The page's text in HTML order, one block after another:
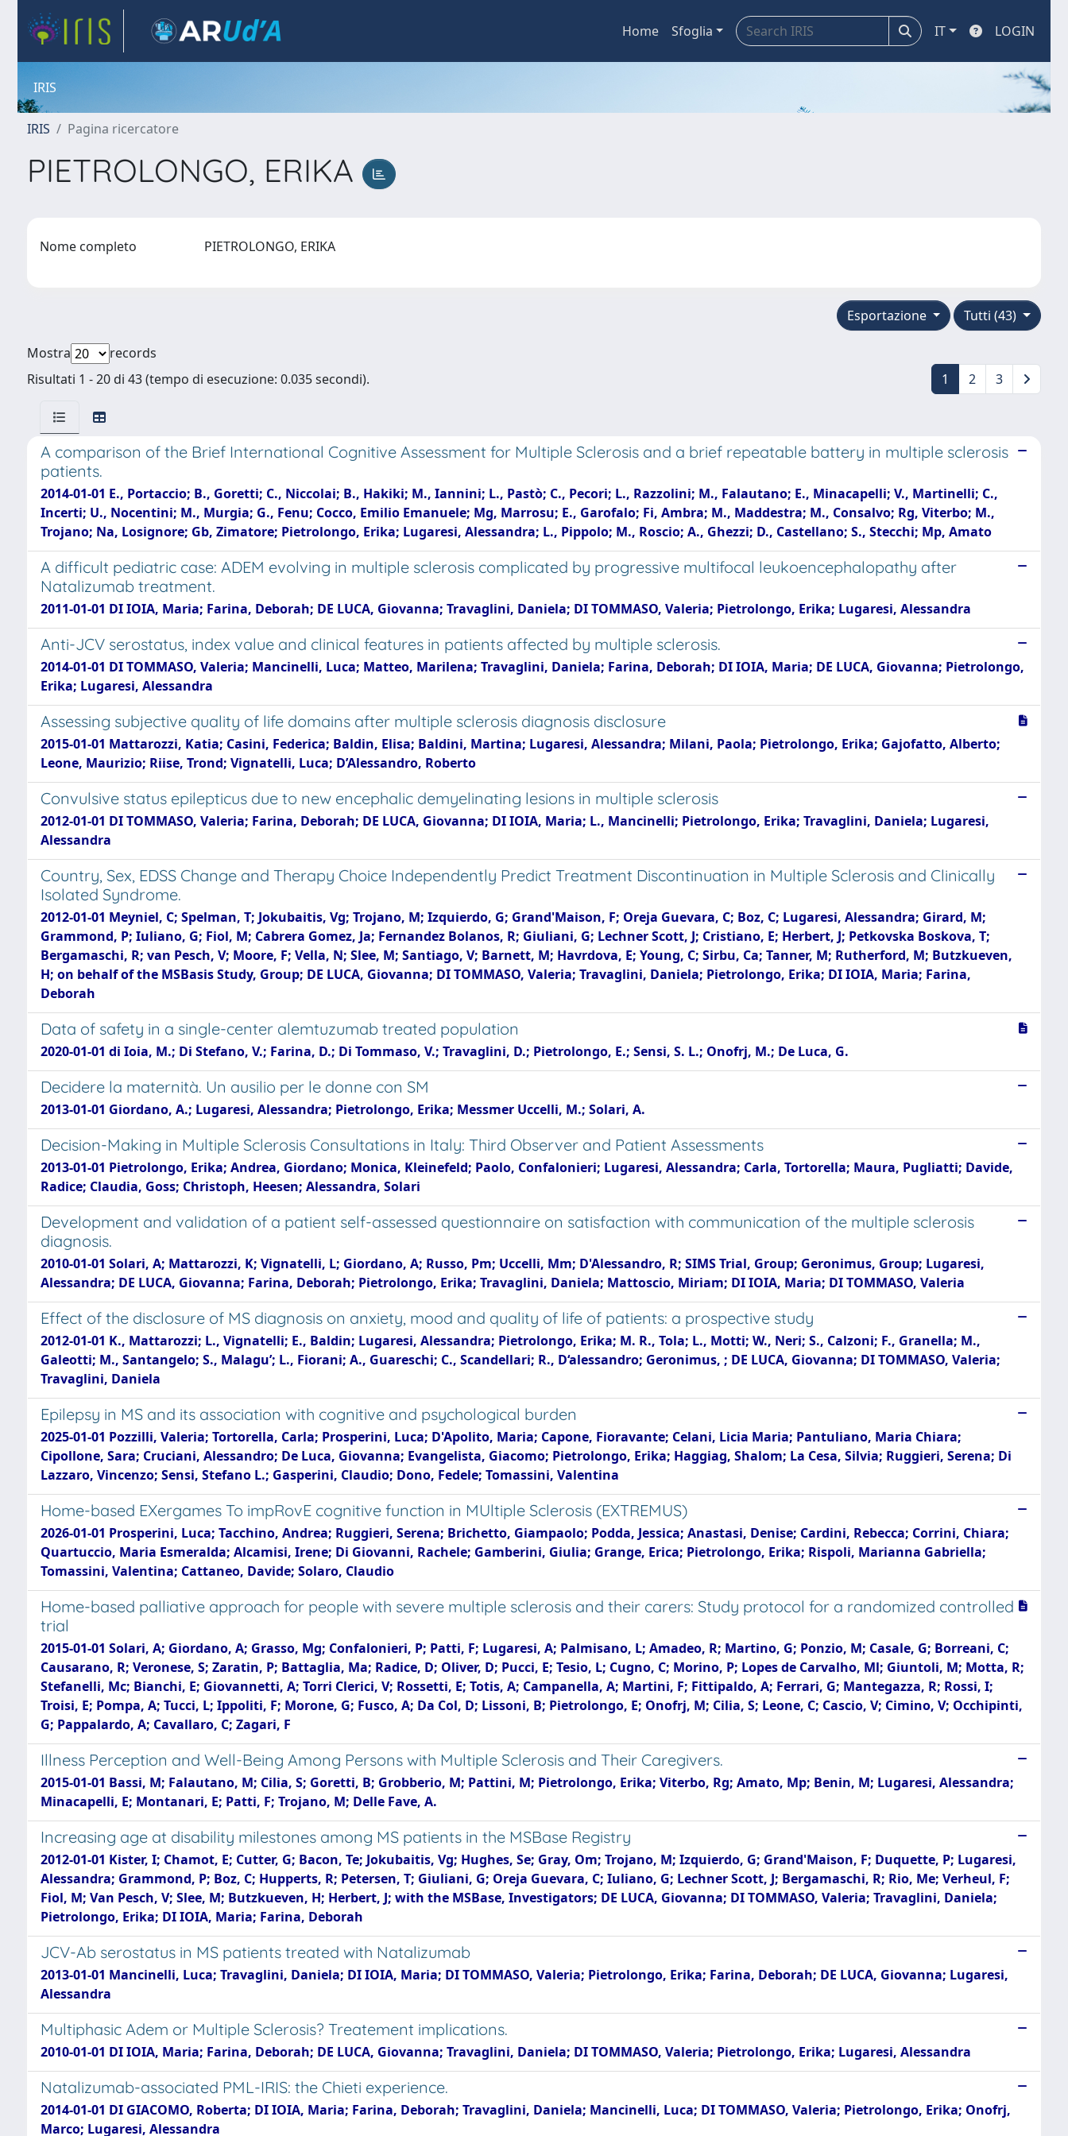
Home Sfoglia IT LOGIN
IRIS
IRIS Pagina ricercatore
PIETROLONGO, ERIKA
Nome completo PIETROLONGO, ERIKA
Tutti (43)
Esportazione
Mostra
records
Risultati 1 - 20 di 43 (tempo di esecuzione: 0.035 secondi).
1 2 3
A comparison of the Brief International Cognitive Assessment for Multiple Sclerosis and a brief repeatable battery in multiple sclerosis
patients.
2014-01-01 E., Portaccio; B., Goretti; C., Niccolai; B., Hakiki; M., Iannini; L., Pastò; C., Pecori; L., Razzolini; M., Falautano; E., Minacapelli; V., Martinelli; C.,
Incerti; U., Nocentini; M., Murgia; G., Fenu; Cocco, Emilio Emanuele; Mg, Marrosu; E., Garofalo; Fi, Ambra; M., Maddestra; M., Consalvo; Rg, Viterbo; M.,
Trojano; Na, Losignore; Gb, Zimatore; Pietrolongo, Erika; Lugaresi, Alessandra; L., Pippolo; M., Roscio; A., Ghezzi; D., Castellano; S., Stecchi; Mp, Amato
A difficult pediatric case: ADEM evolving in multiple sclerosis complicated by progressive multifocal leukoencephalopathy after
Natalizumab treatment.
2011-01-01 DI IOIA, Maria; Farina, Deborah; DE LUCA, Giovanna; Travaglini, Daniela; DI TOMMASO, Valeria; Pietrolongo, Erika; Lugaresi, Alessandra
Anti-JCV serostatus, index value and clinical features in patients affected by multiple sclerosis.
2014-01-01 DI TOMMASO, Valeria; Mancinelli, Luca; Matteo, Marilena; Travaglini, Daniela; Farina, Deborah; DI IOIA, Maria; DE LUCA, Giovanna; Pietrolongo,
Erika; Lugaresi, Alessandra
Assessing subjective quality of life domains after multiple sclerosis diagnosis disclosure
2015-01-01 Mattarozzi, Katia; Casini, Federica; Baldin, Elisa; Baldini, Martina; Lugaresi, Alessandra; Milani, Paola; Pietrolongo, Erika; Gajofatto, Alberto;
Leone, Maurizio; Riise, Trond; Vignatelli, Luca; D’Alessandro, Roberto
Convulsive status epilepticus due to new encephalic demyelinating lesions in multiple sclerosis
2012-01-01 DI TOMMASO, Valeria; Farina, Deborah; DE LUCA, Giovanna; DI IOIA, Maria; L., Mancinelli; Pietrolongo, Erika; Travaglini, Daniela; Lugaresi,
Alessandra
Country, Sex, EDSS Change and Therapy Choice Independently Predict Treatment Discontinuation in Multiple Sclerosis and Clinically
Isolated Syndrome.
2012-01-01 Meyniel, C; Spelman, T; Jokubaitis, Vg; Trojano, M; Izquierdo, G; Grand'Maison, F; Oreja Guevara, C; Boz, C; Lugaresi, Alessandra; Girard, M;
Grammond, P; Iuliano, G; Fiol, M; Cabrera Gomez, Ja; Fernandez Bolanos, R; Giuliani, G; Lechner Scott, J; Cristiano, E; Herbert, J; Petkovska Boskova, T;
Bergamaschi, R; van Pesch, V; Moore, F; Vella, N; Slee, M; Santiago, V; Barnett, M; Havrdova, E; Young, C; Sirbu, Ca; Tanner, M; Rutherford, M; Butzkueven,
H; on behalf of the MSBasis Study, Group; DE LUCA, Giovanna; DI TOMMASO, Valeria; Travaglini, Daniela; Pietrolongo, Erika; DI IOIA, Maria; Farina,
Deborah
Data of safety in a single-center alemtuzumab treated population
2020-01-01 di Ioia, M.; Di Stefano, V.; Farina, D.; Di Tommaso, V.; Travaglini, D.; Pietrolongo, E.; Sensi, S. L.; Onofrj, M.; De Luca, G.
Decidere la maternità. Un ausilio per le donne con SM
2013-01-01 Giordano, A.; Lugaresi, Alessandra; Pietrolongo, Erika; Messmer Uccelli, M.; Solari, A.
Decision-Making in Multiple Sclerosis Consultations in Italy: Third Observer and Patient Assessments
2013-01-01 Pietrolongo, Erika; Andrea, Giordano; Monica, Kleinefeld; Paolo, Confalonieri; Lugaresi, Alessandra; Carla, Tortorella; Maura, Pugliatti; Davide,
Radice; Claudia, Goss; Christoph, Heesen; Alessandra, Solari
Development and validation of a patient self-assessed questionnaire on satisfaction with communication of the multiple sclerosis
diagnosis.
2010-01-01 Solari, A; Mattarozzi, K; Vignatelli, L; Giordano, A; Russo, Pm; Uccelli, Mm; D'Alessandro, R; SIMS Trial, Group; Geronimus, Group; Lugaresi,
Alessandra; DE LUCA, Giovanna; Farina, Deborah; Pietrolongo, Erika; Travaglini, Daniela; Mattoscio, Miriam; DI IOIA, Maria; DI TOMMASO, Valeria
Effect of the disclosure of MS diagnosis on anxiety, mood and quality of life of patients: a prospective study
2012-01-01 K., Mattarozzi; L., Vignatelli; E., Baldin; Lugaresi, Alessandra; Pietrolongo, Erika; M. R., Tola; L., Motti; W., Neri; S., Calzoni; F., Granella; M.,
Galeotti; M., Santangelo; S., Malagu’; L., Fiorani; A., Guareschi; C., Scandellari; R., D‘alessandro; Geronimus, ; DE LUCA, Giovanna; DI TOMMASO, Valeria;
Travaglini, Daniela
Epilepsy in MS and its association with cognitive and psychological burden
2025-01-01 Pozzilli, Valeria; Tortorella, Carla; Prosperini, Luca; D'Apolito, Maria; Capone, Fioravante; Celani, Licia Maria; Pantuliano, Maria Chiara;
Cipollone, Sara; Cruciani, Alessandro; De Luca, Giovanna; Evangelista, Giacomo; Pietrolongo, Erika; Haggiag, Shalom; La Cesa, Silvia; Ruggieri, Serena; Di
Lazzaro, Vincenzo; Sensi, Stefano L.; Gasperini, Claudio; Dono, Fedele; Tomassini, Valentina
Home-based EXergames To impRovE cognitive function in MUltiple Sclerosis (EXTREMUS)
2026-01-01 Prosperini, Luca; Tacchino, Andrea; Ruggieri, Serena; Brichetto, Giampaolo; Podda, Jessica; Anastasi, Denise; Cardini, Rebecca; Corrini, Chiara;
Quartuccio, Maria Esmeralda; Alcamisi, Irene; Di Giovanni, Rachele; Gamberini, Giulia; Grange, Erica; Pietrolongo, Erika; Rispoli, Marianna Gabriella;
Tomassini, Valentina; Cattaneo, Davide; Solaro, Claudio
Home-based palliative approach for people with severe multiple sclerosis and their carers: Study protocol for a randomized controlled
trial
2015-01-01 Solari, A; Giordano, A; Grasso, Mg; Confalonieri, P; Patti, F; Lugaresi, A; Palmisano, L; Amadeo, R; Martino, G; Ponzio, M; Casale, G; Borreani, C;
Causarano, R; Veronese, S; Zaratin, P; Battaglia, Ma; Radice, D; Oliver, D; Pucci, E; Tesio, L; Cugno, C; Morino, P; Lopes de Carvalho, Ml; Giuntoli, M; Motta, R;
Stefanelli, Mc; Bianchi, E; Giovannetti, A; Torri Clerici, V; Rossetti, E; Totis, A; Campanella, A; Martini, F; Fittipaldo, A; Ferrari, G; Mantegazza, R; Rossi, I;
Troisi, E; Pompa, A; Tucci, L; Ippoliti, F; Morone, G; Fusco, A; Da Col, D; Lissoni, B; Pietrolongo, E; Onofrj, M; Cilia, S; Leone, C; Cascio, V; Cimino, V; Occhipinti,
G; Pappalardo, A; Cavallaro, C; Zagari, F
Illness Perception and Well-Being Among Persons with Multiple Sclerosis and Their Caregivers.
2015-01-01 Bassi, M; Falautano, M; Cilia, S; Goretti, B; Grobberio, M; Pattini, M; Pietrolongo, Erika; Viterbo, Rg; Amato, Mp; Benin, M; Lugaresi, Alessandra;
Minacapelli, E; Montanari, E; Patti, F; Trojano, M; Delle Fave, A.
Increasing age at disability milestones among MS patients in the MSBase Registry
2012-01-01 Kister, I; Chamot, E; Cutter, G; Bacon, Te; Jokubaitis, Vg; Hughes, Se; Gray, Om; Trojano, M; Izquierdo, G; Grand'Maison, F; Duquette, P; Lugaresi,
Alessandra; Grammond, P; Boz, C; Hupperts, R; Petersen, T; Giuliani, G; Oreja Guevara, C; Iuliano, G; Lechner Scott, J; Bergamaschi, R; Rio, Me; Verheul, F;
Fiol, M; Van Pesch, V; Slee, M; Butzkueven, H; Herbert, J; with the MSBase, Investigators; DE LUCA, Giovanna; DI TOMMASO, Valeria; Travaglini, Daniela;
Pietrolongo, Erika; DI IOIA, Maria; Farina, Deborah
JCV-Ab serostatus in MS patients treated with Natalizumab
2013-01-01 Mancinelli, Luca; Travaglini, Daniela; DI IOIA, Maria; DI TOMMASO, Valeria; Pietrolongo, Erika; Farina, Deborah; DE LUCA, Giovanna; Lugaresi,
Alessandra
Multiphasic Adem or Multiple Sclerosis? Treatement implications.
2010-01-01 DI IOIA, Maria; Farina, Deborah; DE LUCA, Giovanna; Travaglini, Daniela; DI TOMMASO, Valeria; Pietrolongo, Erika; Lugaresi, Alessandra
Natalizumab-associated PML-IRIS: the Chieti experience.
2014-01-01 DI GIACOMO, Roberta; DI IOIA, Maria; Farina, Deborah; Travaglini, Daniela; Mancinelli, Luca; DI TOMMASO, Valeria; Pietrolongo, Erika; Onofrj,
Marco; Lugaresi, Alessandra